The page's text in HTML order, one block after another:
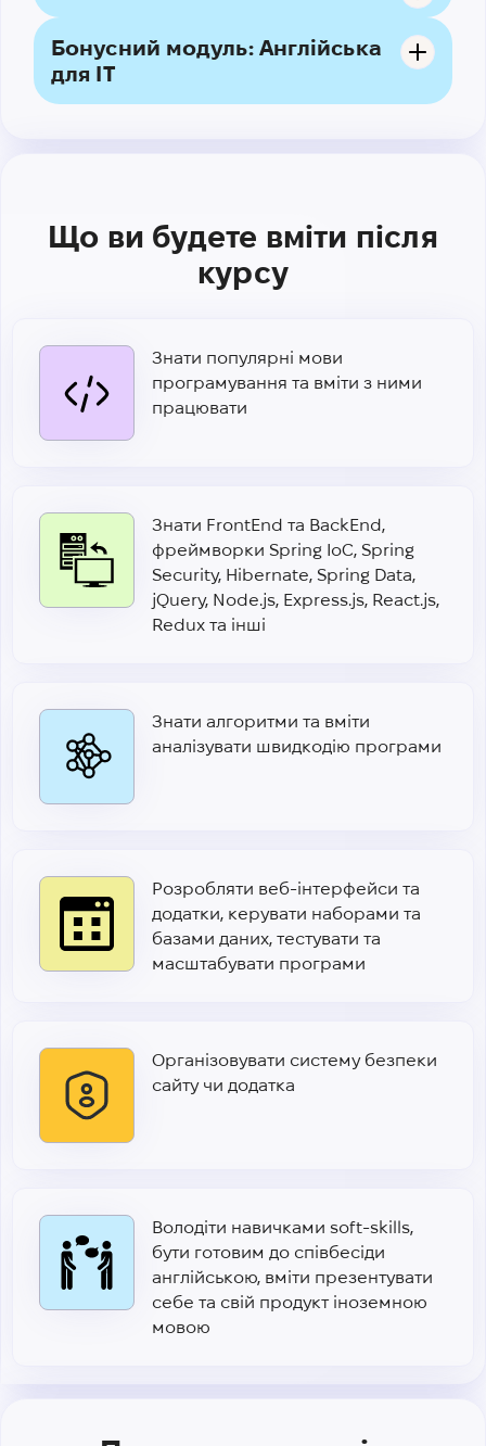
Бонусний модуль: Англійська
для IT
Що ви будете вміти після
курсу
Знати популярні мови
програмування та вміти з ними
працювати
Знати FrontEnd та BackEnd,
фреймворки Spring IoC, Spring
Security, Hibernate, Spring Data,
jQuery, Node.js, Express.js, React.js,
Redux та інші
Знати алгоритми та вміти
аналізувати швидкодію програми
Розробляти веб-інтерфейси та
додатки, керувати наборами та
базами даних, тестувати та
масштабувати програми
Організовувати систему безпеки
сайту чи додатка
Володіти навичками soft-skills,
бути готовим до співбесіди
англійською, вміти презентувати
себе та свій продукт іноземною
мовою